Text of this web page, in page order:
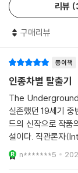
리뷰
구매리뷰
종이책
인종차별 탈출기
The Underground
실존했던 19세기 중
드의 신작으로 작품
설이다. 직관론자
드의 작품세계는 그
이 등장하였고, The
n*******5